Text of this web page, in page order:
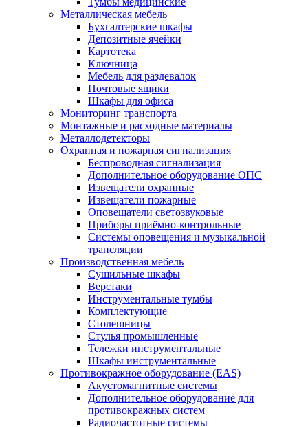
Металлическая мебель
Бухгалтерские шкафы
Депозитные ячейки
Картотека
Ключница
Мебель для раздевалок
Почтовые ящики
Шкафы для офиса
Мониторинг транспорта
Монтажные и расходные материалы
Металлодетекторы
Охранная и пожарная сигнализация
Беспроводная сигнализация
Дополнительное оборудование ОПС
Извещатели охранные
Извещатели пожарные
Оповещатели светозвуковые
Приборы приёмно-контрольные
Системы оповещения и музыкальной
трансляции
Производственная мебель
Cушильные шкафы
Верстаки
Инструментальные тумбы
Комплектующие
Столешницы
Стулья промышленные
Тележки инструментальные
Шкафы инструментальные
Противокражное оборудование (EAS)
Акустомагнитные системы
Дополнительное оборудование для
противокражных систем
Радиочастотные системы